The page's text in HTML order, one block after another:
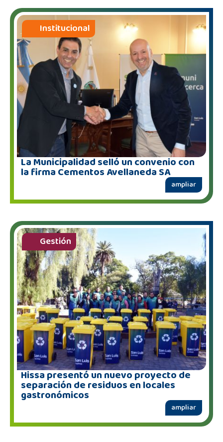
Institucional
La Municipalidad selló un convenio con
la firma Cementos Avellaneda SA
ampliar
Gestión
Hissa presentó un nuevo proyecto de
separación de residuos en locales
gastronómicos
ampliar